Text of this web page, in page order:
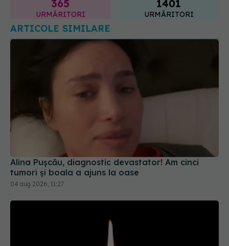
Alina Pușcău, diagnostic devastator! Am cinci
tumori și boala a ajuns la oase
04 aug 2026, 11:27